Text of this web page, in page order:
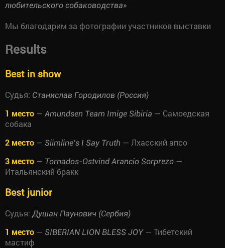
любительского собаководства»
Мы благодарим за фотографии участников выставки
Results
Best in show
Судья: Станислав Городилов (Россия)
1 место — Amundsen Team Imige Sibiria — Самоедская
собака
2 место — Siimline’s I Say Truth — Лхасский апсо
3 место — Tornados-Ostvind Arancio Sorprezo —
Итальянский бракк
Best junior
Судья: Душан Паунович (Сербия)
1 место — SIBERIAN LION BLESS JOY— Тибетский
мастиф